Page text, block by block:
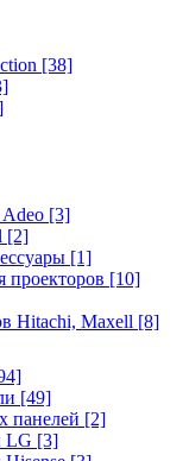
[38]
[3]
[2]
[1]
[10]
Hitachi, Maxell [8]
[49]
панелей [2]
LG [3]